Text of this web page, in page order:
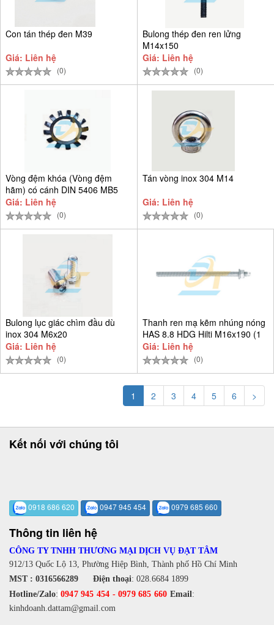
Con tán thép đen M39
Giá: Liên hệ
(0)
Bulong thép đen ren lửng
M14x150
Giá: Liên hệ
(0)
Vòng đệm khóa (Vòng đệm
hãm) có cánh DIN 5406 MB5
D25
Giá: Liên hệ
(0)
Tán vòng inox 304 M14
Giá: Liên hệ
(0)
Bulong lục giác chìm đầu dù
inox 304 M6x20
Giá: Liên hệ
(0)
Thanh ren mạ kẽm nhúng nóng
HAS 8.8 HDG Hilti M16x190 (1
Giá: Liên hệ
(0)
1 2 3 4 5 6 >
Kết nối với chúng tôi
0918 686 620 0947 945 454 0979 685 660
Thông tin liên hệ
CÔNG TY TNHH THƯƠNG MẠI DỊCH VỤ ĐẠT TÂM
912/13 Quốc Lộ 13, Phường Hiệp Bình, Thành phố Hồ Chí Minh
MST : 0316566289 Điện thoại: 028.6684 1899
Hotline/Zalo: 0947 945 454 -0979 685 660 Email:
kinhdoanh.dattam@gmail.com